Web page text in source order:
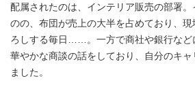
配属されたのは、インテリア販売の部署
のの、布団が売上の大半を占めており、
ろしする毎日……。一方で商社や銀行など
華やかな商談の話をしており、自分のキ
ました。